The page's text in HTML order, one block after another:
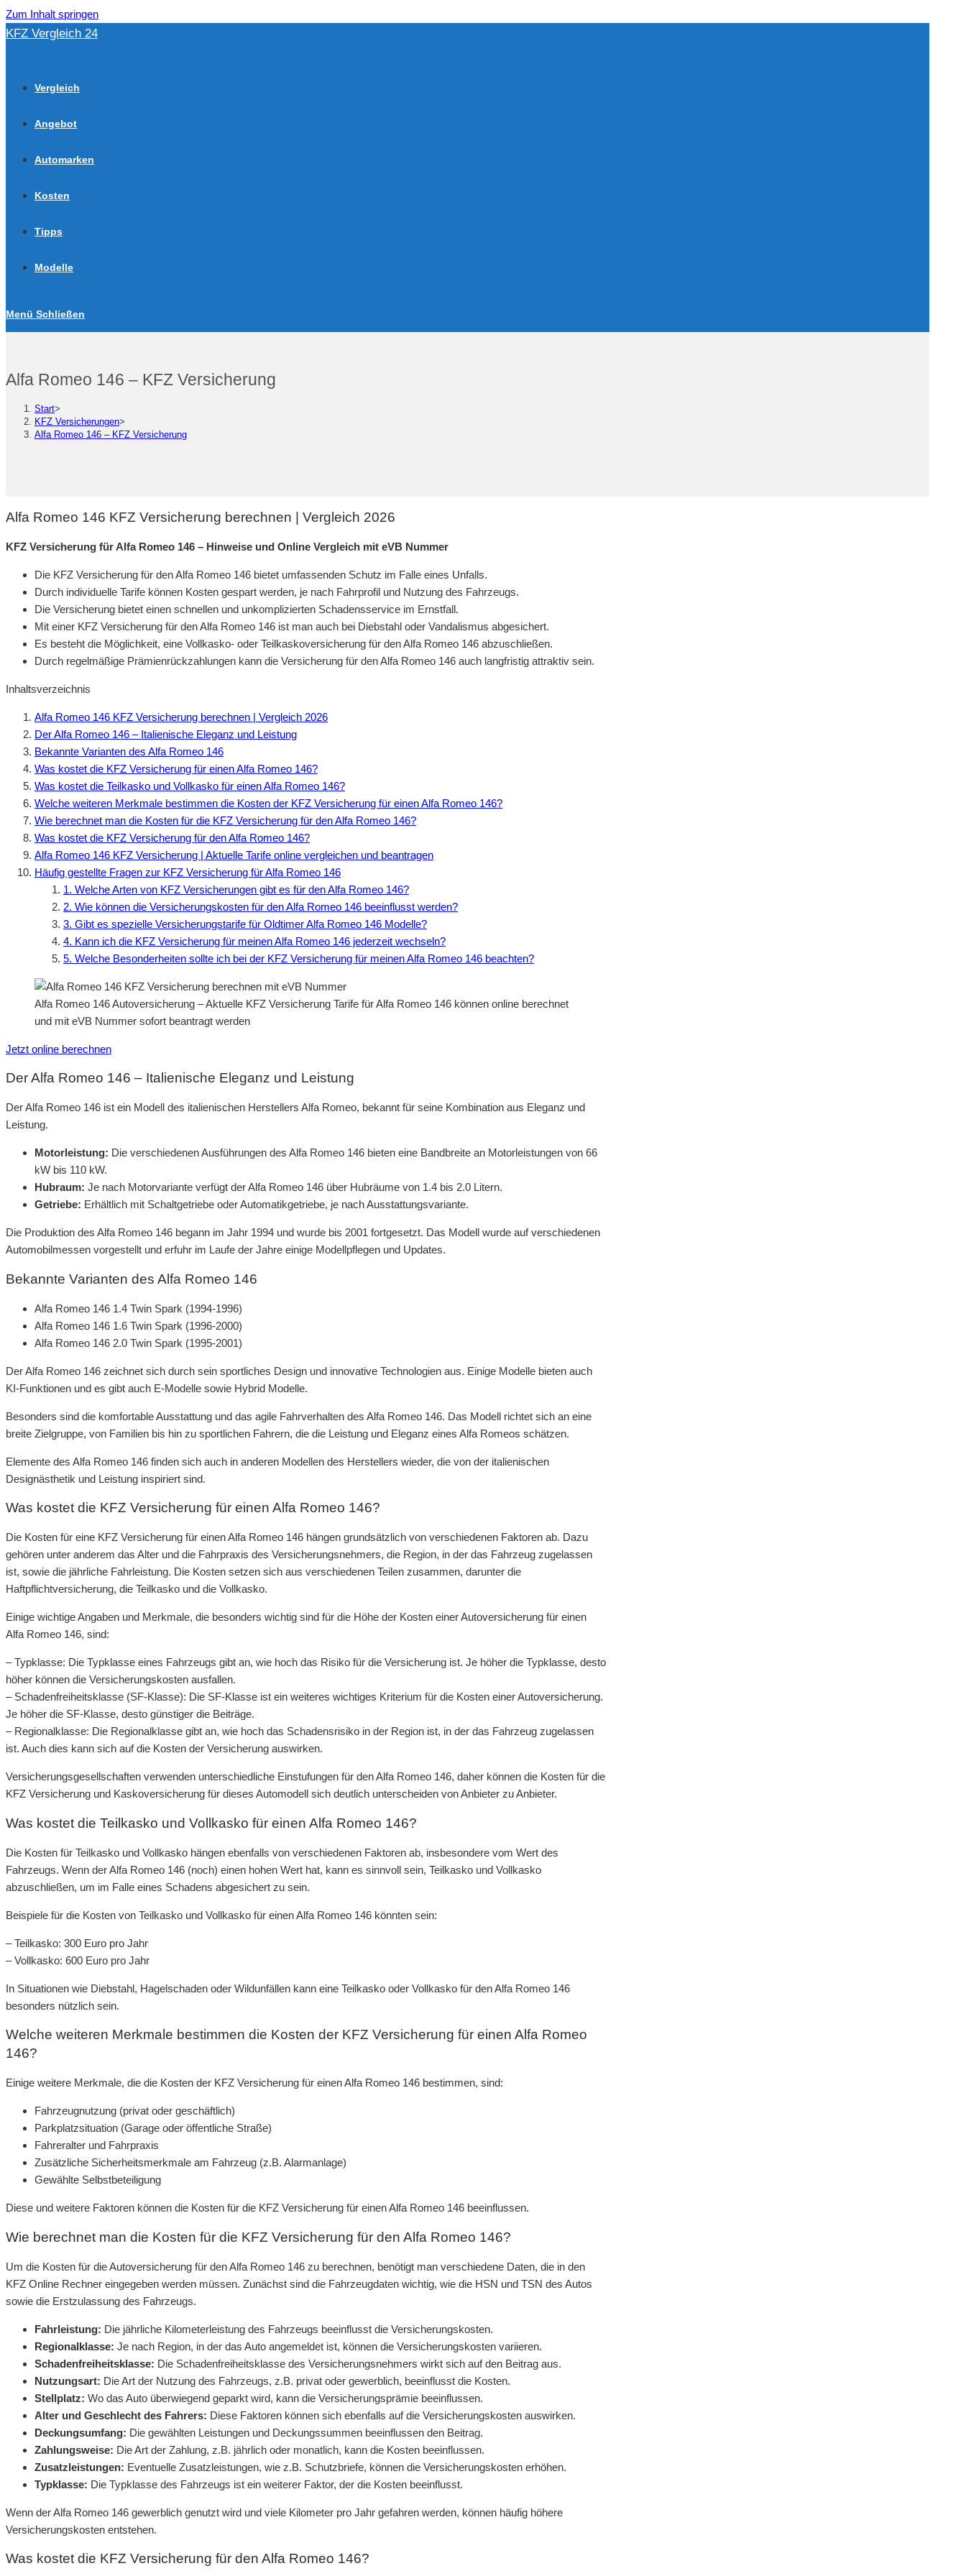
Zum Inhalt springen
KFZ Vergleich 24
Vergleich
Angebot
Automarken
Kosten
Tipps
Modelle
Menü Schließen
Alfa Romeo 146 – KFZ Versicherung
Start>
KFZ Versicherungen>
Alfa Romeo 146 – KFZ Versicherung
Alfa Romeo 146 KFZ Versicherung berechnen | Vergleich 2026
KFZ Versicherung für Alfa Romeo 146 – Hinweise und Online Vergleich mit eVB Nummer
Die KFZ Versicherung für den Alfa Romeo 146 bietet umfassenden Schutz im Falle eines Unfalls.
Durch individuelle Tarife können Kosten gespart werden, je nach Fahrprofil und Nutzung des Fahrzeugs.
Die Versicherung bietet einen schnellen und unkomplizierten Schadensservice im Ernstfall.
Mit einer KFZ Versicherung für den Alfa Romeo 146 ist man auch bei Diebstahl oder Vandalismus abgesichert.
Es besteht die Möglichkeit, eine Vollkasko- oder Teilkaskoversicherung für den Alfa Romeo 146 abzuschließen.
Durch regelmäßige Prämienrückzahlungen kann die Versicherung für den Alfa Romeo 146 auch langfristig attraktiv sein.
Inhaltsverzeichnis
Alfa Romeo 146 KFZ Versicherung berechnen | Vergleich 2026
Der Alfa Romeo 146 – Italienische Eleganz und Leistung
Bekannte Varianten des Alfa Romeo 146
Was kostet die KFZ Versicherung für einen Alfa Romeo 146?
Was kostet die Teilkasko und Vollkasko für einen Alfa Romeo 146?
Welche weiteren Merkmale bestimmen die Kosten der KFZ Versicherung für einen Alfa Romeo 146?
Wie berechnet man die Kosten für die KFZ Versicherung für den Alfa Romeo 146?
Was kostet die KFZ Versicherung für den Alfa Romeo 146?
Alfa Romeo 146 KFZ Versicherung | Aktuelle Tarife online vergleichen und beantragen
Häufig gestellte Fragen zur KFZ Versicherung für Alfa Romeo 146
1. Welche Arten von KFZ Versicherungen gibt es für den Alfa Romeo 146?
2. Wie können die Versicherungskosten für den Alfa Romeo 146 beeinflusst werden?
3. Gibt es spezielle Versicherungstarife für Oldtimer Alfa Romeo 146 Modelle?
4. Kann ich die KFZ Versicherung für meinen Alfa Romeo 146 jederzeit wechseln?
5. Welche Besonderheiten sollte ich bei der KFZ Versicherung für meinen Alfa Romeo 146 beachten?
Alfa Romeo 146 Autoversicherung – Aktuelle KFZ Versicherung Tarife für Alfa Romeo 146 können online berechnet
und mit eVB Nummer sofort beantragt werden
Jetzt online berechnen
Der Alfa Romeo 146 – Italienische Eleganz und Leistung
Der Alfa Romeo 146 ist ein Modell des italienischen Herstellers Alfa Romeo, bekannt für seine Kombination aus Eleganz und
Leistung.
Motorleistung: Die verschiedenen Ausführungen des Alfa Romeo 146 bieten eine Bandbreite an Motorleistungen von 66
kW bis 110 kW.
Hubraum: Je nach Motorvariante verfügt der Alfa Romeo 146 über Hubräume von 1.4 bis 2.0 Litern.
Getriebe: Erhältlich mit Schaltgetriebe oder Automatikgetriebe, je nach Ausstattungsvariante.
Die Produktion des Alfa Romeo 146 begann im Jahr 1994 und wurde bis 2001 fortgesetzt. Das Modell wurde auf verschiedenen
Automobilmessen vorgestellt und erfuhr im Laufe der Jahre einige Modellpflegen und Updates.
Bekannte Varianten des Alfa Romeo 146
Alfa Romeo 146 1.4 Twin Spark (1994-1996)
Alfa Romeo 146 1.6 Twin Spark (1996-2000)
Alfa Romeo 146 2.0 Twin Spark (1995-2001)
Der Alfa Romeo 146 zeichnet sich durch sein sportliches Design und innovative Technologien aus. Einige Modelle bieten auch
KI-Funktionen und es gibt auch E-Modelle sowie Hybrid Modelle.
Besonders sind die komfortable Ausstattung und das agile Fahrverhalten des Alfa Romeo 146. Das Modell richtet sich an eine
breite Zielgruppe, von Familien bis hin zu sportlichen Fahrern, die die Leistung und Eleganz eines Alfa Romeos schätzen.
Elemente des Alfa Romeo 146 finden sich auch in anderen Modellen des Herstellers wieder, die von der italienischen
Designästhetik und Leistung inspiriert sind.
Was kostet die KFZ Versicherung für einen Alfa Romeo 146?
Die Kosten für eine KFZ Versicherung für einen Alfa Romeo 146 hängen grundsätzlich von verschiedenen Faktoren ab. Dazu
gehören unter anderem das Alter und die Fahrpraxis des Versicherungsnehmers, die Region, in der das Fahrzeug zugelassen
ist, sowie die jährliche Fahrleistung. Die Kosten setzen sich aus verschiedenen Teilen zusammen, darunter die
Haftpflichtversicherung, die Teilkasko und die Vollkasko.
Einige wichtige Angaben und Merkmale, die besonders wichtig sind für die Höhe der Kosten einer Autoversicherung für einen
Alfa Romeo 146, sind:
– Typklasse: Die Typklasse eines Fahrzeugs gibt an, wie hoch das Risiko für die Versicherung ist. Je höher die Typklasse, desto
höher können die Versicherungskosten ausfallen.
– Schadenfreiheitsklasse (SF-Klasse): Die SF-Klasse ist ein weiteres wichtiges Kriterium für die Kosten einer Autoversicherung.
Je höher die SF-Klasse, desto günstiger die Beiträge.
– Regionalklasse: Die Regionalklasse gibt an, wie hoch das Schadensrisiko in der Region ist, in der das Fahrzeug zugelassen
ist. Auch dies kann sich auf die Kosten der Versicherung auswirken.
Versicherungsgesellschaften verwenden unterschiedliche Einstufungen für den Alfa Romeo 146, daher können die Kosten für die
KFZ Versicherung und Kaskoversicherung für dieses Automodell sich deutlich unterscheiden von Anbieter zu Anbieter.
Was kostet die Teilkasko und Vollkasko für einen Alfa Romeo 146?
Die Kosten für Teilkasko und Vollkasko hängen ebenfalls von verschiedenen Faktoren ab, insbesondere vom Wert des
Fahrzeugs. Wenn der Alfa Romeo 146 (noch) einen hohen Wert hat, kann es sinnvoll sein, Teilkasko und Vollkasko
abzuschließen, um im Falle eines Schadens abgesichert zu sein.
Beispiele für die Kosten von Teilkasko und Vollkasko für einen Alfa Romeo 146 könnten sein:
– Teilkasko: 300 Euro pro Jahr
– Vollkasko: 600 Euro pro Jahr
In Situationen wie Diebstahl, Hagelschaden oder Wildunfällen kann eine Teilkasko oder Vollkasko für den Alfa Romeo 146
besonders nützlich sein.
Welche weiteren Merkmale bestimmen die Kosten der KFZ Versicherung für einen Alfa Romeo
146?
Einige weitere Merkmale, die die Kosten der KFZ Versicherung für einen Alfa Romeo 146 bestimmen, sind:
Fahrzeugnutzung (privat oder geschäftlich)
Parkplatzsituation (Garage oder öffentliche Straße)
Fahreralter und Fahrpraxis
Zusätzliche Sicherheitsmerkmale am Fahrzeug (z.B. Alarmanlage)
Gewählte Selbstbeteiligung
Diese und weitere Faktoren können die Kosten für die KFZ Versicherung für einen Alfa Romeo 146 beeinflussen.
Wie berechnet man die Kosten für die KFZ Versicherung für den Alfa Romeo 146?
Um die Kosten für die Autoversicherung für den Alfa Romeo 146 zu berechnen, benötigt man verschiedene Daten, die in den
KFZ Online Rechner eingegeben werden müssen. Zunächst sind die Fahrzeugdaten wichtig, wie die HSN und TSN des Autos
sowie die Erstzulassung des Fahrzeugs.
Fahrleistung: Die jährliche Kilometerleistung des Fahrzeugs beeinflusst die Versicherungskosten.
Regionalklasse: Je nach Region, in der das Auto angemeldet ist, können die Versicherungskosten variieren.
Schadenfreiheitsklasse: Die Schadenfreiheitsklasse des Versicherungsnehmers wirkt sich auf den Beitrag aus.
Nutzungsart: Die Art der Nutzung des Fahrzeugs, z.B. privat oder gewerblich, beeinflusst die Kosten.
Stellplatz: Wo das Auto überwiegend geparkt wird, kann die Versicherungsprämie beeinflussen.
Alter und Geschlecht des Fahrers: Diese Faktoren können sich ebenfalls auf die Versicherungskosten auswirken.
Deckungsumfang: Die gewählten Leistungen und Deckungssummen beeinflussen den Beitrag.
Zahlungsweise: Die Art der Zahlung, z.B. jährlich oder monatlich, kann die Kosten beeinflussen.
Zusatzleistungen: Eventuelle Zusatzleistungen, wie z.B. Schutzbriefe, können die Versicherungskosten erhöhen.
Typklasse: Die Typklasse des Fahrzeugs ist ein weiterer Faktor, der die Kosten beeinflusst.
Wenn der Alfa Romeo 146 gewerblich genutzt wird und viele Kilometer pro Jahr gefahren werden, können häufig höhere
Versicherungskosten entstehen.
Was kostet die KFZ Versicherung für den Alfa Romeo 146?